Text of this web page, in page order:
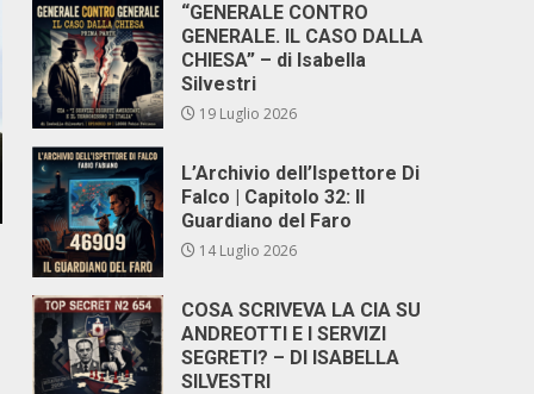
“GENERALE CONTRO
GENERALE. IL CASO DALLA
CHIESA” – di Isabella
Silvestri
19 Luglio 2026
L’Archivio dell’Ispettore Di
Falco | Capitolo 32: Il
Guardiano del Faro
14 Luglio 2026
COSA SCRIVEVA LA CIA SU
ANDREOTTI E I SERVIZI
SEGRETI? – DI ISABELLA
SILVESTRI